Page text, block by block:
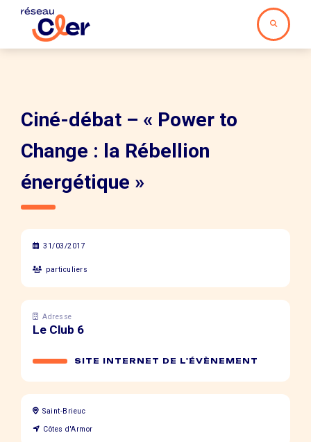
Ciné-débat – « Power to
Change : la Rébellion
énergétique »
31/03/2017
particuliers
Adresse
Le Club 6
SITE INTERNET DE L'ÉVÈNEMENT
Saint-Brieuc
Côtes d'Armor